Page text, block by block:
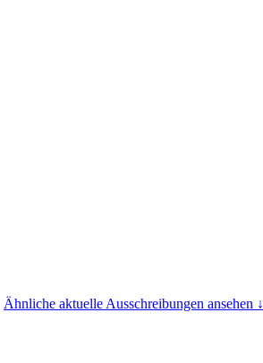
Ähnliche aktuelle Ausschreibungen ansehen ↓